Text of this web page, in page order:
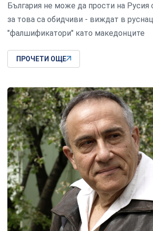
България не може да прости на Русия
за това са обидчиви - виждат в
"фалшификатори" като македонците
ПРОЧЕТИ ОЩЕ